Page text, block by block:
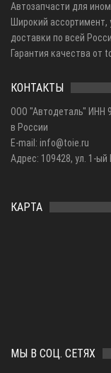
Автозапчасти для
Широкий
доставки по всей
Гарантия качества от
КОНТАКТЫ
ООО "Автодеталь" ИНН
в России
E-mail: info@toie.ru
Адрес: 109428, ул. 1-ый
КАРТА
МЫ В СОЦ. СЕТЯХ